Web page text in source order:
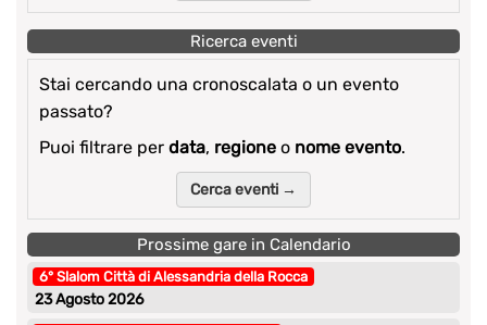
Ricerca eventi
Stai cercando una cronoscalata o un evento
passato?
Puoi filtrare per data, regione o nome evento.
Cerca eventi →
Prossime gare in Calendario
6° Slalom Città di Alessandria della Rocca
23 Agosto 2026